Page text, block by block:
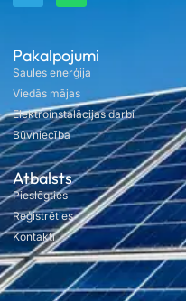
Pakalpojumi
Saules enerģija
Viedās mājas
Elektroinstalācijas darbi
Būvniecība
Atbalsts
Pieslēgties
Reģistrēties
Kontakti